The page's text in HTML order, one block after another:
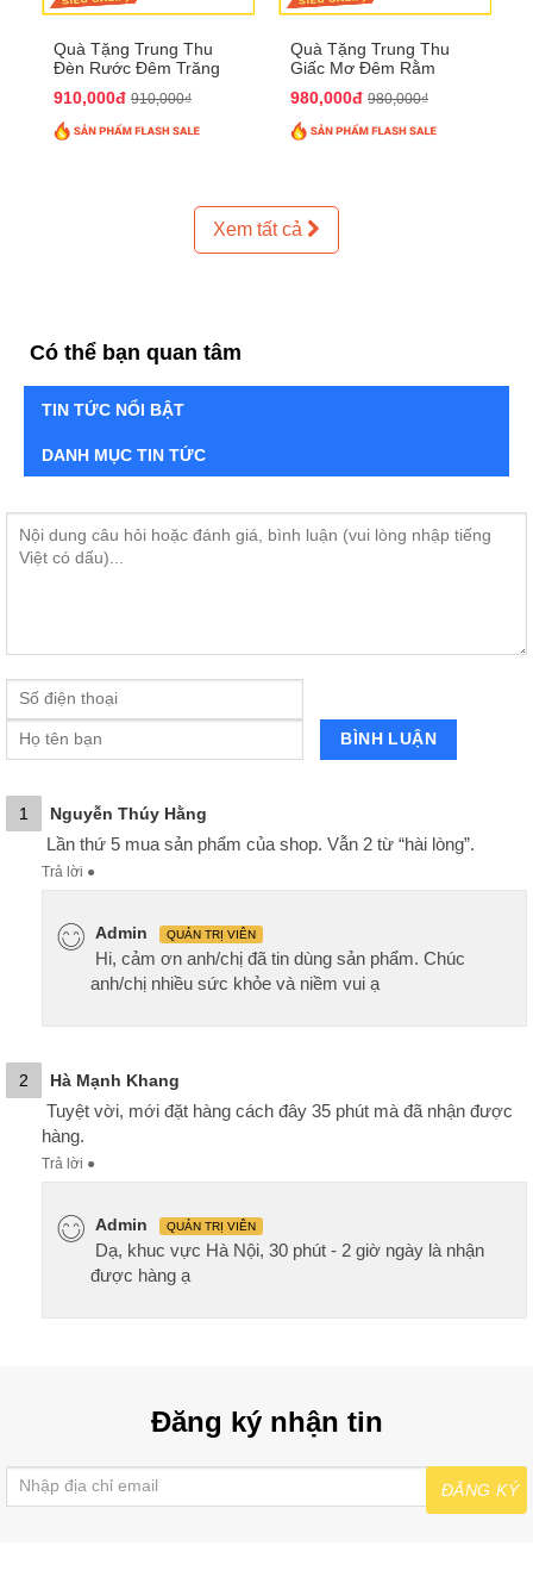
Quà Tặng Trung Thu
Đèn Rước Đêm Trăng
910,000đ 910,000₫
Quà Tặng Trung Thu
Giấc Mơ Đêm Rằm
980,000đ 980,000₫
Xem tất cả
Có thể bạn quan tâm
TIN TỨC NỔI BẬT
DANH MỤC TIN TỨC
1 Nguyễn Thúy Hằng
Lần thứ 5 mua sản phẩm của shop. Vẫn 2 từ “hài lòng”.
Trả lời ●
Admin QUẢN TRỊ VIÊN
Hi, cảm ơn anh/chị đã tin dùng sản phẩm. Chúc
anh/chị nhiều sức khỏe và niềm vui ạ
2 Hà Mạnh Khang
Tuyệt vời, mới đặt hàng cách đây 35 phút mà đã nhận được
hàng.
Trả lời ●
Admin QUẢN TRỊ VIÊN
Dạ, khuc vực Hà Nội, 30 phút - 2 giờ ngày là nhận
được hàng ạ
Đăng ký nhận tin
ĐĂNG KÝ